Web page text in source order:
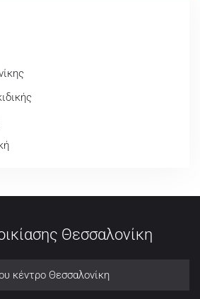
Θεσσαλονίκη
κέντρο Θεσσαλονίκη